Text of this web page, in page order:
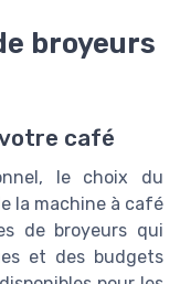
broyeurs
café
le choix du
la machine à café
de broyeurs qui
et des budgets